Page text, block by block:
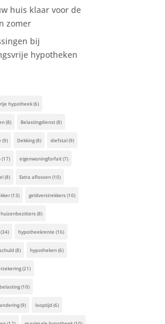
huis klaar voor de
zomer
bij
hypotheken
hypotheek(6)
(8) Belastingdienst(8)
(9) Dekking(8) diefstal(9)
(17) eigenwoningforfait(7)
(8) Extra aflossen(10)
(13) geldverstrekkers(10)
huizenbezitters(8)
(34) hypotheekrente (16)
(8) hypotheken(6)
(21)
(10)
(9) looptijd(6)